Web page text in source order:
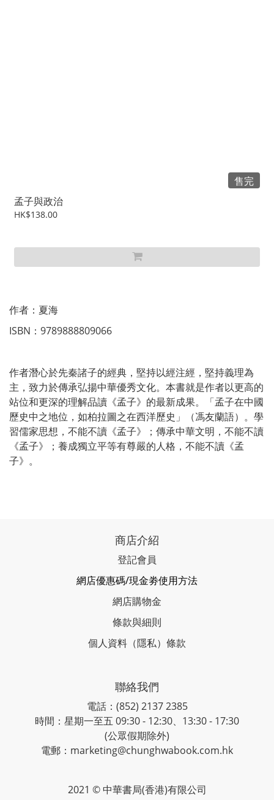
售完
孟子與政治
HK$138.00
作者：夏海
ISBN：9789888809066
作者潛心於先秦諸子的經典，堅持以經注經，堅持義理為
主，致力於傳承弘揚中華優秀文化。本書就是作者以更高的
站位和更深的理解品讀《孟子》的最新成果。「孟子在中國
歷史中之地位，如柏拉圖之在西洋歷史」（馮友蘭語）。學
習儒家思想，不能不讀《孟子》；傳承中華文明，不能不讀
《孟子》；養成獨立平等有尊嚴的人格，不能不讀《孟
子》。
商店介紹
登記會員
網店優惠碼/現金劵使用方法
網店購物金
條款與細則
個人資料（隱私）條款
聯絡我們
電話：(852) 2137 2385
時間：星期一至五 09:30 - 12:30、13:30 - 17:30
(公眾假期除外)
電郵：marketing@chunghwabook.com.hk
2021 © 中華書局(香港)有限公司